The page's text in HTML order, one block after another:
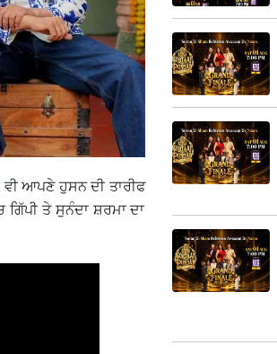
ਆਪਣੇ ਹੁਸਨ ਦੀ ਤਾਰੀਫ
ਤੇ ਸੁਨੰਦਾ ਸ਼ਰਮਾ ਦਾ